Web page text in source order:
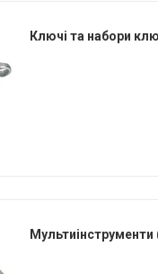
Ключі та набори
Мультиінструменти